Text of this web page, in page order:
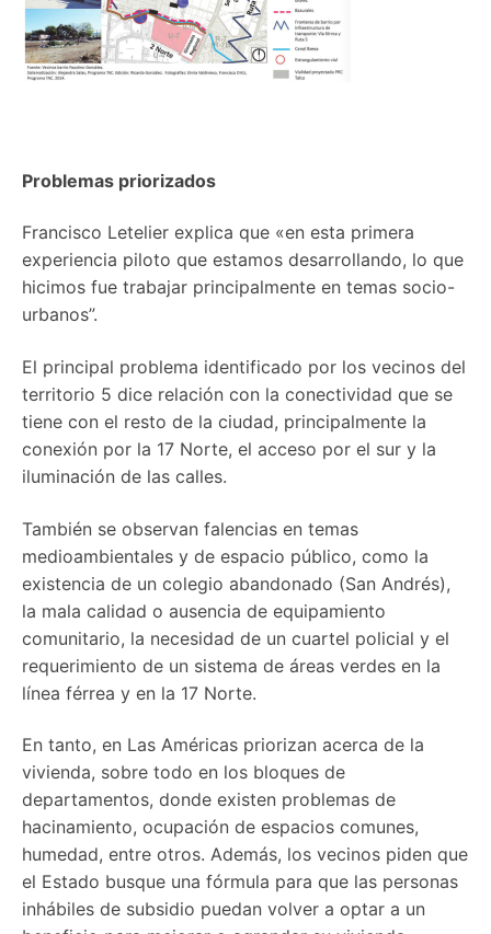
Problemas priorizados
Francisco Letelier explica que «en esta primera
experiencia piloto que estamos desarrollando, lo que
hicimos fue trabajar principalmente en temas socio-
urbanos”.
El principal problema identificado por los vecinos del
territorio 5 dice relación con la conectividad que se
tiene con el resto de la ciudad, principalmente la
conexión por la 17 Norte, el acceso por el sur y la
iluminación de las calles.
También se observan falencias en temas
medioambientales y de espacio público, como la
existencia de un colegio abandonado (San Andrés),
la mala calidad o ausencia de equipamiento
comunitario, la necesidad de un cuartel policial y el
requerimiento de un sistema de áreas verdes en la
línea férrea y en la 17 Norte.
En tanto, en Las Américas priorizan acerca de la
vivienda, sobre todo en los bloques de
departamentos, donde existen problemas de
hacinamiento, ocupación de espacios comunes,
humedad, entre otros. Además, los vecinos piden que
el Estado busque una fórmula para que las personas
inhábiles de subsidio puedan volver a optar a un